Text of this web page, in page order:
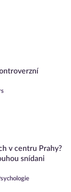
v centru Prahy?
snídani